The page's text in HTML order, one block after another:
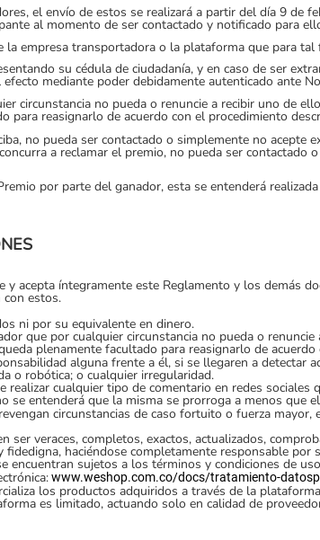
el envío de estos se realizará a partir del día 9 de
al momento de ser contactado y notificado para
empresa transportadora o la plataforma que para tal
su cédula de ciudadanía, y en caso de ser
mediante poder debidamente autenticado ante
no pueda o renuncie a recibir uno de
reasignarlo de acuerdo con el procedimiento
no pueda ser contactado o simplemente no acepte
a reclamar el premio, no pueda ser contactado
por parte del ganador, esta se entenderá
acepta íntegramente este Reglamento y los demás
con estos.
ni por su equivalente en dinero.
que por cualquier circunstancia no pueda o
plenamente facultado para reasignarlo de
alguna frente a él, si se llegaren a detectar
o robótica; o cualquier irregularidad.
cualquier tipo de comentario en redes
entenderá que la misma se prorroga a menos que
circunstancias de caso fortuito o fuerza
veraces, completos, exactos, actualizados,
haciéndose completamente responsable por
encuentran sujetos a los términos y condiciones de
www.weshop.com.co/docs/tratamiento-datos
los productos adquiridos a través de la
es limitado, actuando solo en calidad de